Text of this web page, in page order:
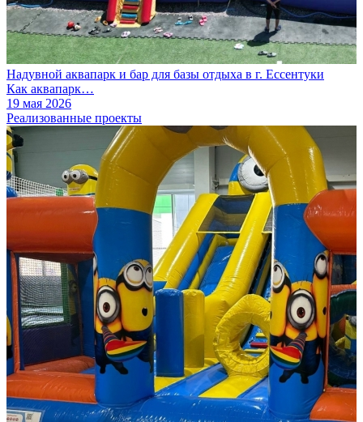
Надувной аквапарк и бар для базы отдыха в г. Ессентуки
Как аквапарк…
19 мая 2026
Реализованные проекты